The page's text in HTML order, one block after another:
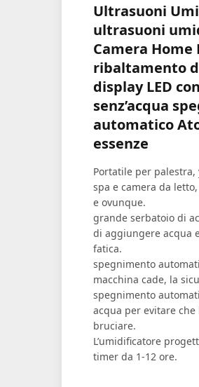
Ultrasuoni
ultrasuoni
Camera Home
ribaltamento
display LED
senz’acqua
automatico
essenze
Portatile per palestra,
spa e camera da
e ovunque.
grande serbatoio di
di aggiungere acqua
fatica.
spegnimento
macchina cade, la
spegnimento
acqua per evitare
bruciare.
L’umidificatore
timer da 1-12 ore.